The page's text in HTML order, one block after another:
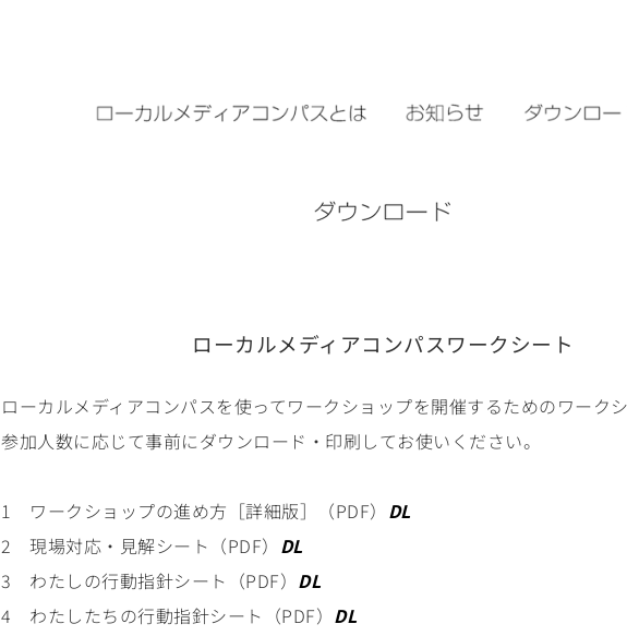
ローカルメディアコンパスワークシート
ローカルメディアコンパスを使ってワークショップを開催するためのワークシ
参加人数に応じて事前にダウンロード・印刷してお使いください。
1 ワークショップの進め方［詳細版］（PDF） DL
2 現場対応・見解シート（PDF） DL
3 わたしの行動指針シート（PDF） DL
4 わたしたちの行動指針シート（PDF） DL